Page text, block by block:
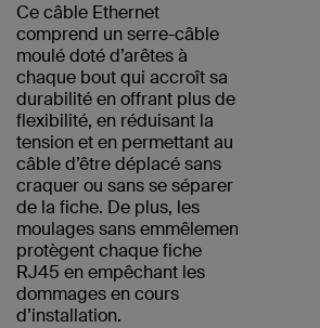
Ce câble Ethernet
comprend un serre-câble
moulé doté d’arêtes à
chaque bout qui accroît sa
durabilité en offrant plus de
flexibilité, en réduisant la
tension et en permettant au
câble d’être déplacé sans
craquer ou sans se séparer
de la fiche. De plus, les
moulages sans emmêlement
protègent chaque fiche
RJ45 en empêchant les
dommages en cours
d’installation.